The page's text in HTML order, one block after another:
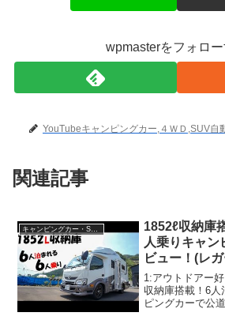
wpmasterをフォロー
YouTubeキャンピングカー,４ＷＤ,SUV自
関連記事
1852ℓ収納庫
人乗りキャン
ビュー！(レ
1:アウトドアー
収納庫搭載！6人
ピングカーで公